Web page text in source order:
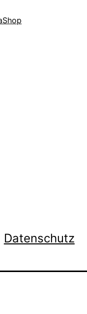
Datenschutz